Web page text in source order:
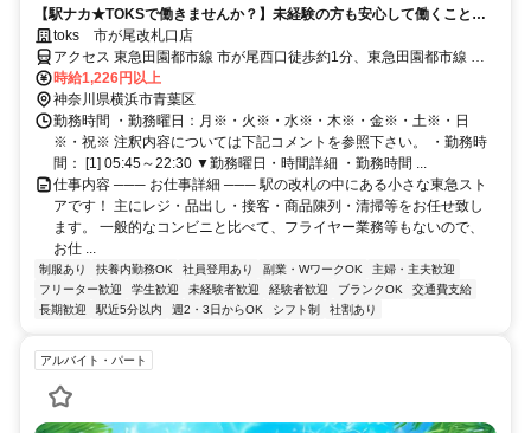
【駅ナカ★TOKSで働きませんか？】未経験の方も安心して働くことが
できます！
toks 市が尾改札口店
アクセス 東急田園都市線 市が尾西口徒歩約1分、東急田園都市線 江
田（神奈川県）東口徒歩約18分、東急田園都市線 藤が丘（神奈川
県）正面口徒歩約22分
時給1,226円以上
神奈川県横浜市青葉区
勤務時間 ・勤務曜日：月※・火※・水※・木※・金※・土※・日
※・祝※ 注釈内容については下記コメントを参照下さい。 ・勤務時
間： [1] 05:45～22:30 ▼勤務曜日・時間詳細 ・勤務時間 ...
仕事内容 ─── お仕事詳細 ─── 駅の改札の中にある小さな東急スト
アです！ 主にレジ・品出し・接客・商品陳列・清掃等をお任せ致し
ます。 一般的なコンビニと比べて、フライヤー業務等もないので、
お仕 ...
制服あり 扶養内勤務OK 社員登用あり 副業・WワークOK
主婦・主夫歓迎
フリーター歓迎
学生歓迎 未経験者歓迎 経験者歓迎 ブランクOK
交通費支給
長期歓迎
駅近5分以内 週2・3日からOK シフト制 社割あり
アルバイト・パート